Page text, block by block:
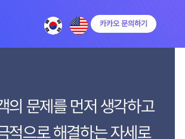
카카오 문의하기
의 문제를 먼저 생각하고
적으로 해결하는 자세로